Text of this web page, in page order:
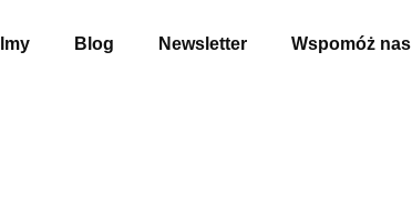
Blog Newsletter Wspomóż nas